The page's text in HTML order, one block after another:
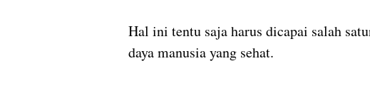
Hal ini tentu saja harus dicapai salah
daya manusia yang sehat.